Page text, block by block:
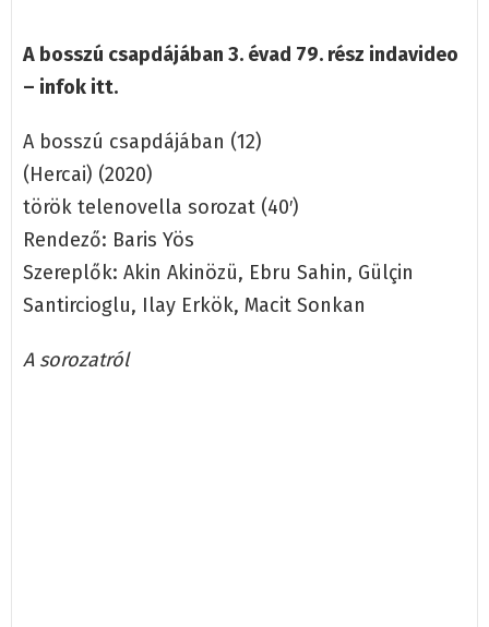
A bosszú csapdájában 3. évad 79. rész indavideo
– infok itt.
A bosszú csapdájában (12)
(Hercai) (2020)
török telenovella sorozat (40′)
Rendező: Baris Yös
Szereplők: Akin Akinözü, Ebru Sahin, Gülçin
Santircioglu, Ilay Erkök, Macit Sonkan
A sorozatról